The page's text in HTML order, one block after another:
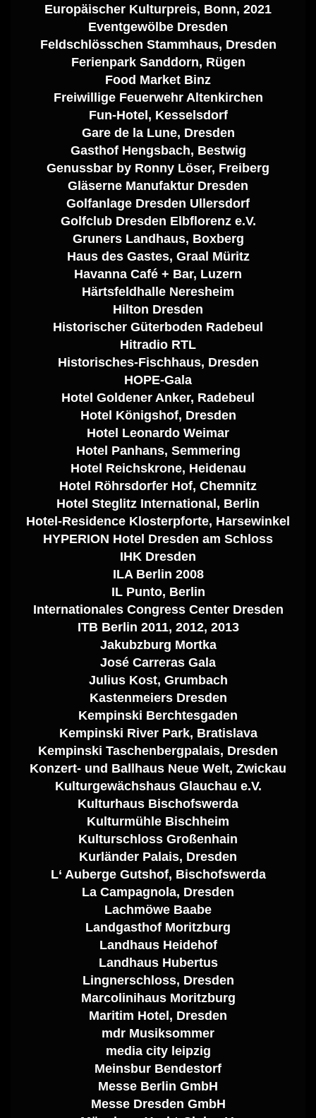
Europäischer Kulturpreis, Bonn, 2021
Eventgewölbe Dresden
Feldschlösschen Stammhaus, Dresden
Ferienpark Sanddorn, Rügen
Food Market Binz
Freiwillige Feuerwehr Altenkirchen
Fun-Hotel, Kesselsdorf
Gare de la Lune, Dresden
Gasthof Hengsbach, Bestwig
Genussbar by Ronny Löser, Freiberg
Gläserne Manufaktur Dresden
Golfanlage Dresden Ullersdorf
Golfclub Dresden Elbflorenz e.V.
Gruners Landhaus, Boxberg
Haus des Gastes, Graal Müritz
Havanna Café + Bar, Luzern
Härtsfeldhalle Neresheim
Hilton Dresden
Historischer Güterboden Radebeul
Hitradio RTL
Historisches-Fischhaus, Dresden
HOPE-Gala
Hotel Goldener Anker, Radebeul
Hotel Königshof, Dresden
Hotel Leonardo Weimar
Hotel Panhans, Semmering
Hotel Reichskrone, Heidenau
Hotel Röhrsdorfer Hof, Chemnitz
Hotel Steglitz International, Berlin
Hotel-Residence Klosterpforte, Harsewinkel
HYPERION Hotel Dresden am Schloss
IHK Dresden
ILA Berlin 2008
IL Punto, Berlin
Internationales Congress Center Dresden
ITB Berlin 2011, 2012, 2013
Jakubzburg Mortka
José Carreras Gala
Julius Kost, Grumbach
Kastenmeiers Dresden
Kempinski Berchtesgaden
Kempinski River Park, Bratislava
Kempinski Taschenbergpalais, Dresden
Konzert- und Ballhaus Neue Welt, Zwickau
Kulturgewächshaus Glauchau e.V.
Kulturhaus Bischofswerda
Kulturmühle Bischheim
Kulturschloss Großenhain
Kurländer Palais, Dresden
L‘ Auberge Gutshof, Bischofswerda
La Campagnola, Dresden
Lachmöwe Baabe
Landgasthof Moritzburg
Landhaus Heidehof
Landhaus Hubertus
Lingnerschloss, Dresden
Marcolinihaus Moritzburg
Maritim Hotel, Dresden
mdr Musiksommer
media city leipzig
Meinsbur Bendestorf
Messe Berlin GmbH
Messe Dresden GmbH